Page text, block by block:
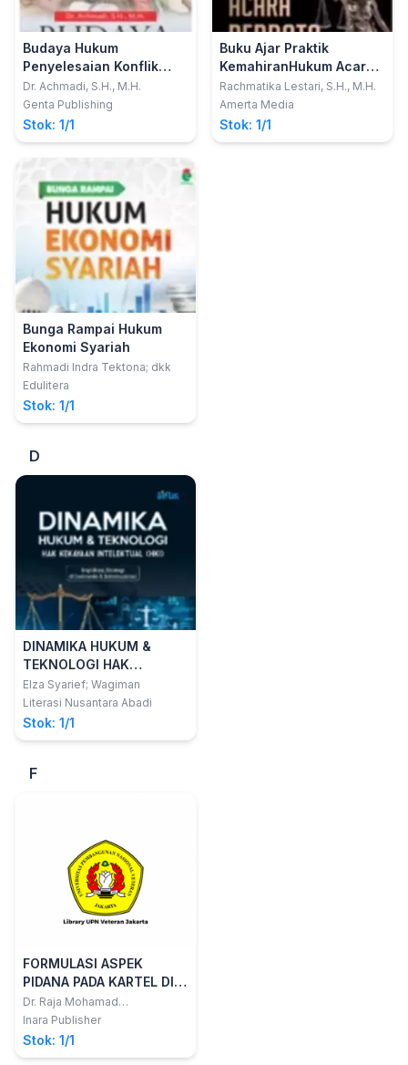
Budaya Hukum
Penyelesaian Konflik
Tanah Adat Masyarakat
Dayak Tomun
Dr. Achmadi, S.H., M.H.
Genta Publishing
Stok: 1/1
Buku Ajar Praktik
KemahiranHukum Acara
Perdata
Rachmatika Lestari, S.H., M.H.
Amerta Media
Stok: 1/1
Bunga Rampai Hukum
Ekonomi Syariah
Rahmadi Indra Tektona; dkk
Edulitera
Stok: 1/1
D
DINAMIKA HUKUM &
TEKNOLOGI HAK
KEKAKYAAN
INTELEKTUAL (HKI)
(Implikasi, Strategi di
Indonesia &
Elza Syarief; Wagiman
Literasi Nusantara Abadi
Stok: 1/1
F
FORMULASI ASPEK
PIDANA PADA KARTEL DI
INDONESIA
Dr. Raja Mohamad
Rozi,S.H.,M.H
Inara Publisher
Stok: 1/1